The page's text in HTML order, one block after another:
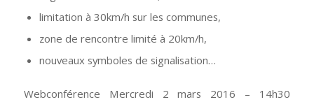
limitation à 30km/h sur les communes,
zone de rencontre limité à 20km/h,
nouveaux symboles de signalisation…
Webconférence Mercredi 2 mars 2016 – 14h30